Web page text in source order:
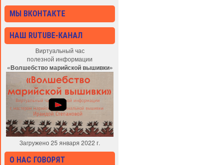
МЫ ВКОНТАКТЕ
НАШ RUTUBE-КАНАЛ
Виртуальный час
полезной информации
«Волшебство марийской вышивки»
Загружено 25 января 2022 г.
О НАС ГОВОРЯТ